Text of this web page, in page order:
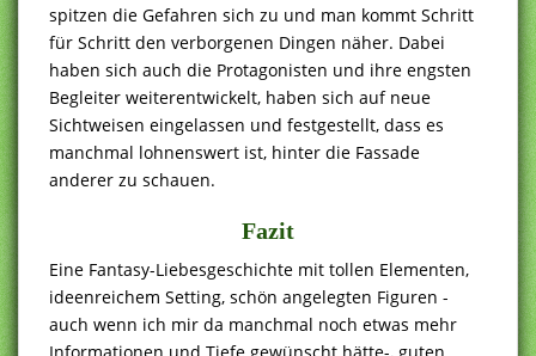
spitzen die Gefahren sich zu und man kommt Schritt
für Schritt den verborgenen Dingen näher. Dabei
haben sich auch die Protagonisten und ihre engsten
Begleiter weiterentwickelt, haben sich auf neue
Sichtweisen eingelassen und festgestellt, dass es
manchmal lohnenswert ist, hinter die Fassade
anderer zu schauen.
Fazit
Eine Fantasy-Liebesgeschichte mit tollen Elementen,
ideenreichem Setting, schön angelegten Figuren -
auch wenn ich mir da manchmal noch etwas mehr